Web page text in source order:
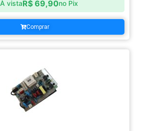
À vistaR$ 69,90no Pix
Comprar